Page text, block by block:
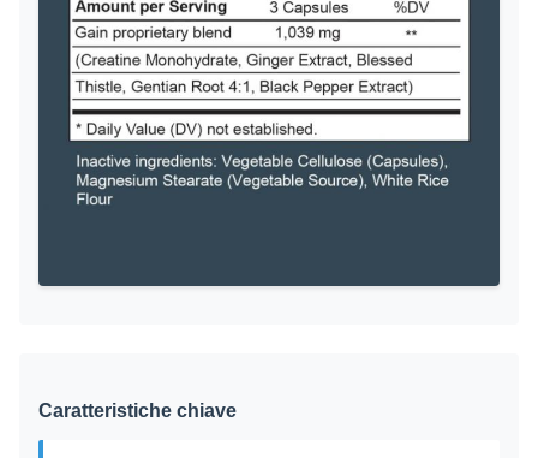
Caratteristiche chiave